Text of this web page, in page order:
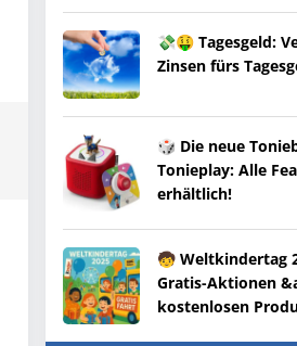
💸🤑 Tagesgeld:
Zinsen fürs
🎲 Die neue
Tonieplay: Alle
erhältlich!
🧒 Weltkindertag
Gratis-Aktionen
kostenlosen